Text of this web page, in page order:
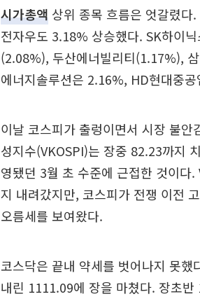
시가총액 상위 종목 흐름은 엇갈렸
전자우도 3.18% 상승했다. SK하이
(2.08%), 두산에너빌리티(1.17%),
에너지솔루션은 2.16%, HD현대중
이날 코스피가 출렁이면서 시장 불
성지수(VKOSPI)는 장중 82.23까지
영됐던 3월 초 수준에 근접한 것이다
지 내려갔지만, 코스피가 전쟁 이전
오름세를 보여왔다.
코스닥은 끝내 약세를 벗어나지 못
내린 1111.09에 장을 마쳤다. 장초